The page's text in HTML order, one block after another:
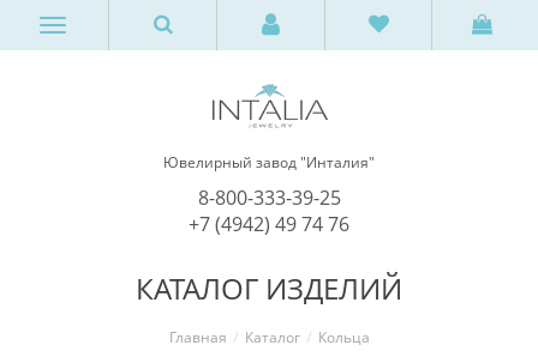
Ювелирный завод "Инталия"
8-800-333-39-25
+7 (4942) 49 74 76
КАТАЛОГ ИЗДЕЛИЙ
Главная Каталог Кольца